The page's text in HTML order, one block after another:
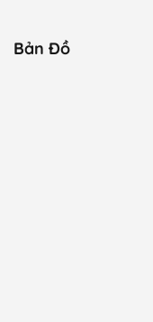
Bản Đồ